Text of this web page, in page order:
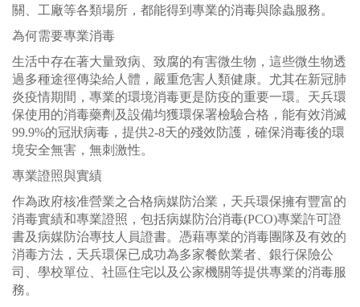
關、工廠等各類場所，都能得到專業的消毒與除蟲服務。
為何需要專業消毒
生活中存在著大量致病、致腐的有害微生物，這些微生物透
過多種途徑傳染給人體，嚴重危害人類健康。尤其在新冠肺
炎疫情期間，專業的環境消毒更是防疫的重要一環。天兵環
保使用的消毒藥劑及設備均獲環保署檢驗合格，能有效消滅
99.9%的冠狀病毒，提供2-8天的殘效防護，確保消毒後的環
境安全無害，無刺激性。
專業證照與實績
作為政府核准營業之合格病媒防治業，天兵環保擁有豐富的
消毒實績和專業證照，包括病媒防治消毒(PCO)專業許可證
書及病媒防治專技人員證書。憑藉專業的消毒團隊及有效的
消毒方法，天兵環保已成功為多家餐飲業者、銀行保險公
司、學校單位、社區住宅以及公家機關等提供專業的消毒服
務。